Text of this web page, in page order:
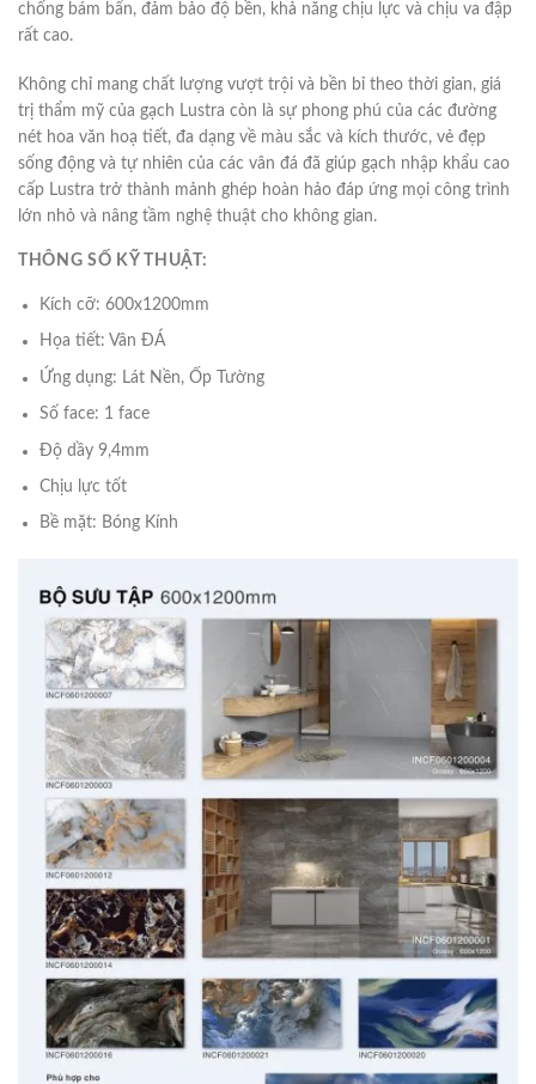
chống bám bẩn, đảm bảo độ bền, khả năng chịu lực và chịu va đập
rất cao.
Không chỉ mang chất lượng vượt trội và bền bỉ theo thời gian, giá
trị thẩm mỹ của gạch Lustra còn là sự phong phú của các đường
nét hoa văn hoạ tiết, đa dạng về màu sắc và kích thước, vẻ đẹp
sống động và tự nhiên của các vân đá đã giúp gạch nhập khẩu cao
cấp Lustra trở thành mảnh ghép hoàn hảo đáp ứng mọi công trình
lớn nhỏ và nâng tầm nghệ thuật cho không gian.
THÔNG SỐ KỸ THUẬT:
Kích cỡ: 600x1200mm
Họa tiết: Vân ĐÁ
Ứng dụng: Lát Nền, Ốp Tường
Số face: 1 face
Độ dầy 9,4mm
Chịu lực tốt
Bề mặt: Bóng Kính